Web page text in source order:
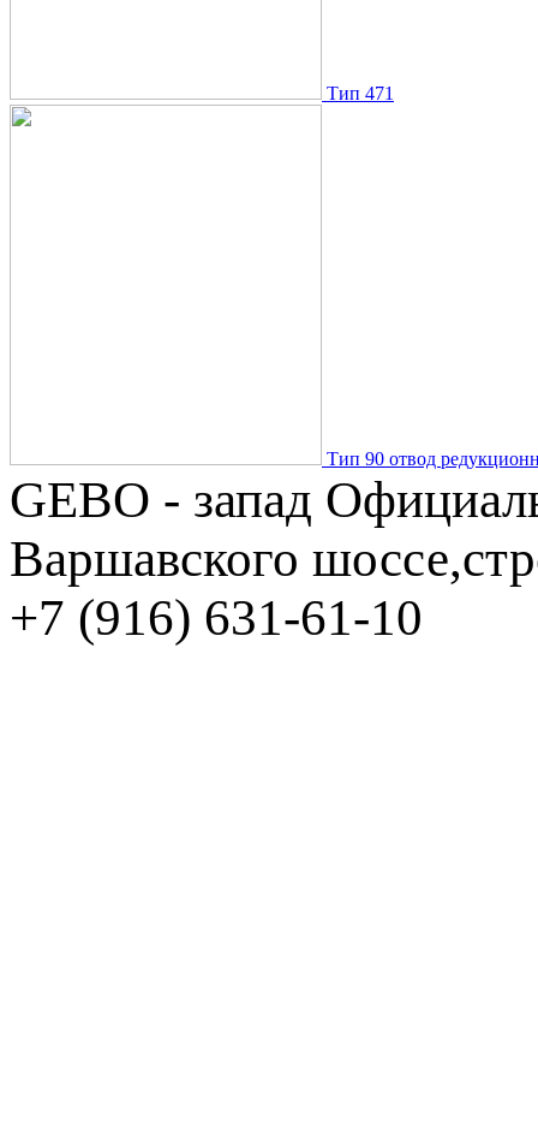
Тип 471
Тип 90 отвод
GEBO - запад
Варшавского
+7 (916) 631-61-10